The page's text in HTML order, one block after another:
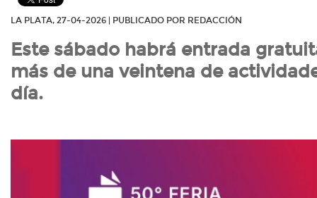
LA PLATA, 27-04-2026 | PUBLICADO POR REDACCIÓN
Este sábado habrá entrada
más de una veintena de
día.